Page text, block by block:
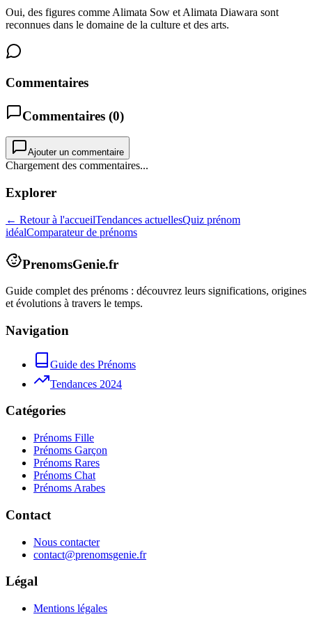
Oui, des figures comme Alimata Sow et Alimata Diawara sont
reconnues dans le domaine de la culture et des arts.
Commentaires
Commentaires (0)
Ajouter un commentaire
Chargement des commentaires...
Explorer
← Retour à l'accueilTendances actuellesQuiz prénom
idéalComparateur de prénoms
PrenomsGenie.fr
Guide complet des prénoms : découvrez leurs significations, origines
et évolutions à travers le temps.
Navigation
Guide des Prénoms
Tendances 2024
Catégories
Prénoms Fille
Prénoms Garçon
Prénoms Rares
Prénoms Chat
Prénoms Arabes
Contact
Nous contacter
contact@prenomsgenie.fr
Légal
Mentions légales